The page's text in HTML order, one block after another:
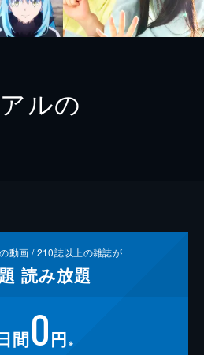
ルの
動画 /210誌以上の雑誌が
読み放題
間0円 ※